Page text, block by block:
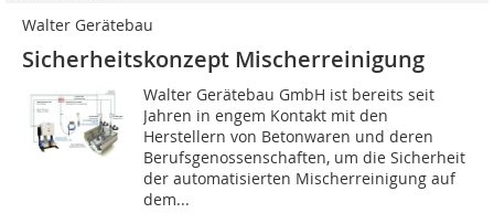
Walter Gerätebau
Sicherheitskonzept Mischerreinigung
Walter Gerätebau GmbH ist bereits seit
Jahren in engem Kontakt mit den
Herstellern von Betonwaren und deren
Berufsgenossenschaften, um die Sicherheit
der automatisierten Mischerreinigung auf
dem...